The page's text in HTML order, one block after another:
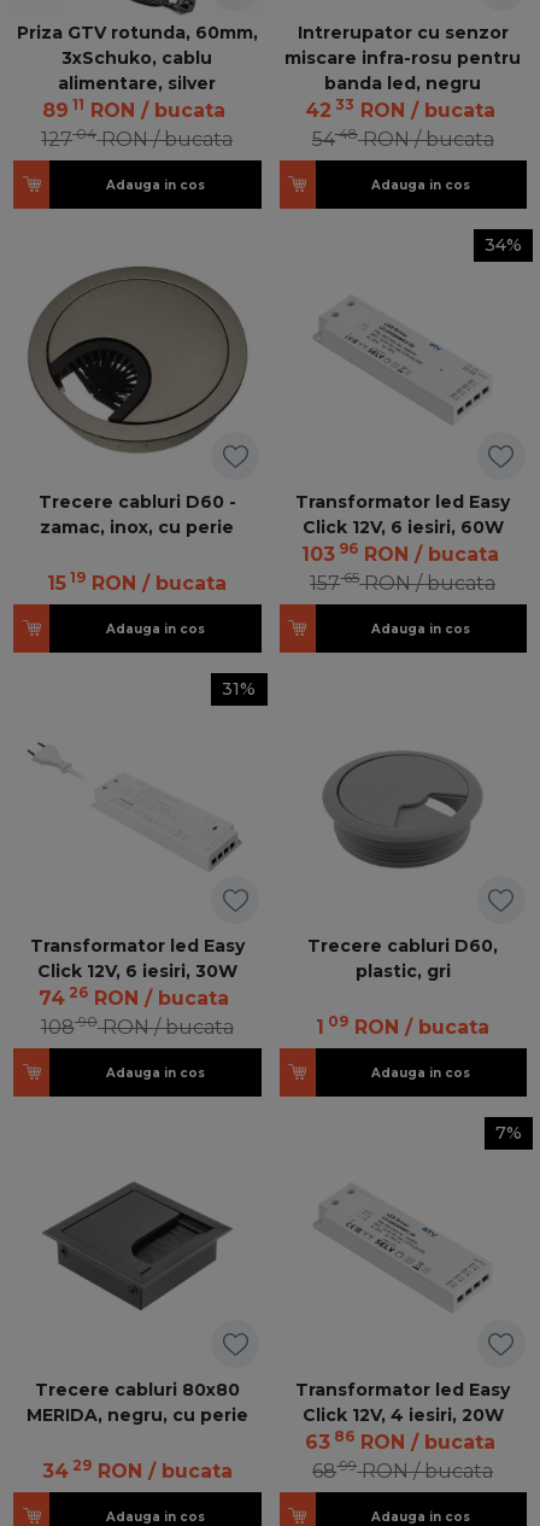
Priza GTV rotunda, 60mm,
3xSchuko, cablu
alimentare, silver
89 11 RON / bucata
12704 RON / bucata
Adauga in cos
Intrerupator cu senzor
miscare infra-rosu pentru
banda led, negru
42 33 RON / bucata
5448 RON / bucata
Adauga in cos
Trecere cabluri D60 -
zamac, inox, cu perie
15 19 RON / bucata
Adauga in cos
34%
Transformator led Easy
Click 12V, 6 iesiri, 60W
103 96 RON / bucata
15765 RON / bucata
Adauga in cos
31%
Transformator led Easy
Click 12V, 6 iesiri, 30W
74 26 RON / bucata
10890 RON / bucata
Adauga in cos
Trecere cabluri D60,
plastic, gri
1 09 RON / bucata
Adauga in cos
Trecere cabluri 80x80
MERIDA, negru, cu perie
34 29 RON / bucata
Adauga in cos
7%
Transformator led Easy
Click 12V, 4 iesiri, 20W
63 86 RON / bucata
6899 RON / bucata
Adauga in cos